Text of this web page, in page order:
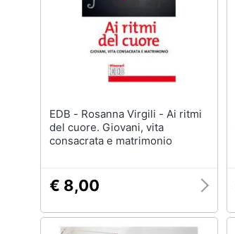
EDB - Rosanna Virgili - Ai ritmi
del cuore. Giovani, vita
consacrata e matrimonio
€ 8,00